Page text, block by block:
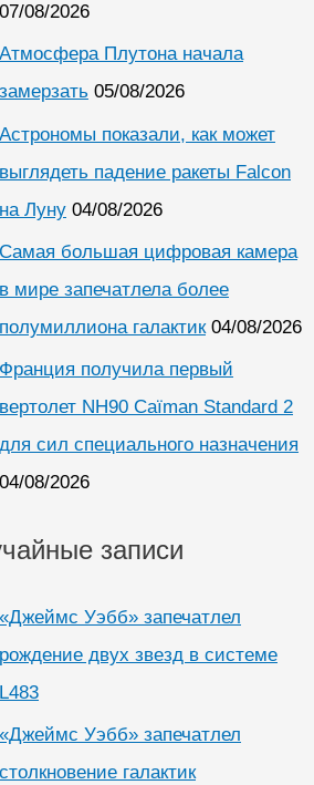
07/08/2026
Атмосфера Плутона начала
замерзать 05/08/2026
Астрономы показали, как может
выглядеть падение ракеты Falcon
на Луну 04/08/2026
Самая большая цифровая камера
в мире запечатлела более
полумиллиона галактик 04/08/2026
Франция получила первый
вертолет NH90 Caïman Standard 2
для сил специального назначения
04/08/2026
записи
«Джеймс Уэбб» запечатлел
рождение двух звезд в системе
L483
«Джеймс Уэбб» запечатлел
столкновение галактик